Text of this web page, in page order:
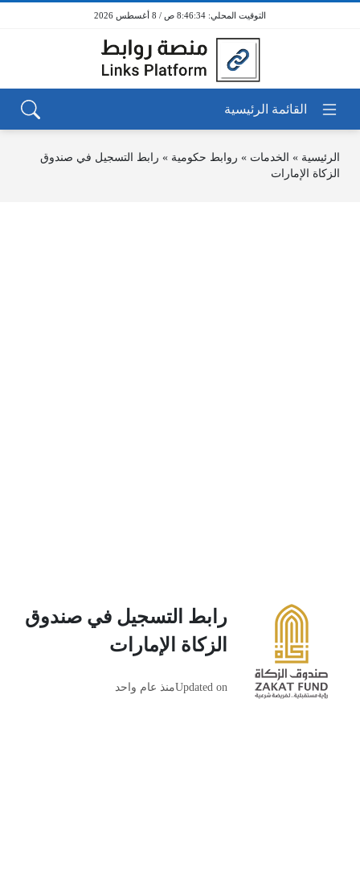
8:46:34 ص / 8 أغسطس 2026
الرئيسية » الخدمات » روابط حكومية » رابط التسجيل في صندوق
الزكاة الإمارات
رابط التسجيل في صندوق
الزكاة الإمارات
Updated onمنذ عام واحد